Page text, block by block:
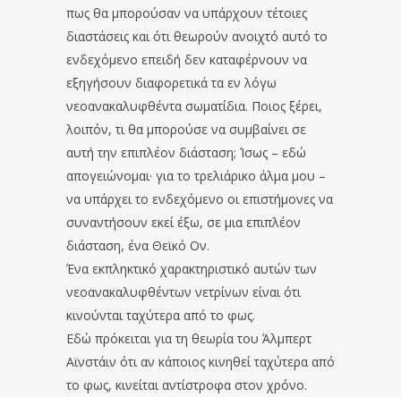
πως θα μπορούσαν να υπάρχουν τέτοιες
διαστάσεις και ότι θεωρούν ανοιχτό αυτό το
ενδεχόμενο επειδή δεν καταφέρνουν να
εξηγήσουν διαφορετικά τα εν λόγω
νεοανακαλυφθέντα σωματίδια. Ποιος ξέρει,
λοιπόν, τι θα μπορούσε να συμβαίνει σε
αυτή την επιπλέον διάσταση; Ίσως – εδώ
απογειώνομαι· για το τρελιάρικο άλμα μου –
να υπάρχει το ενδεχόμενο οι επιστήμονες να
συναντήσουν εκεί έξω, σε μια επιπλέον
διάσταση, ένα Θεϊκό Ον.
Ένα εκπληκτικό χαρακτηριστικό αυτών των
νεοανακαλυφθέντων νετρίνων είναι ότι
κινούνται ταχύτερα από το φως.
Εδώ πρόκειται για τη θεωρία του Άλμπερτ
Αϊνστάιν ότι αν κάποιος κινηθεί ταχύτερα από
το φως, κινείται αντίστροφα στον χρόνο.